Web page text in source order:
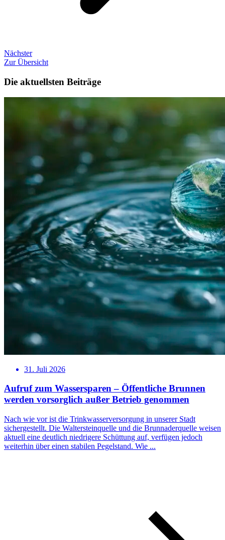
Nächster
Zur Übersicht
Die aktuellsten Beiträge
31. Juli 2026
Aufruf zum Wassersparen – Öffentliche Brunnen
werden vorsorglich außer Betrieb genommen
Nach wie vor ist die Trinkwasserversorgung in unserer Stadt
sichergestellt. Die Waltersteinquelle und die Brunnaderquelle weisen
aktuell eine deutlich niedrigere Schüttung auf, verfügen jedoch
weiterhin über einen stabilen Pegelstand. Wie ...